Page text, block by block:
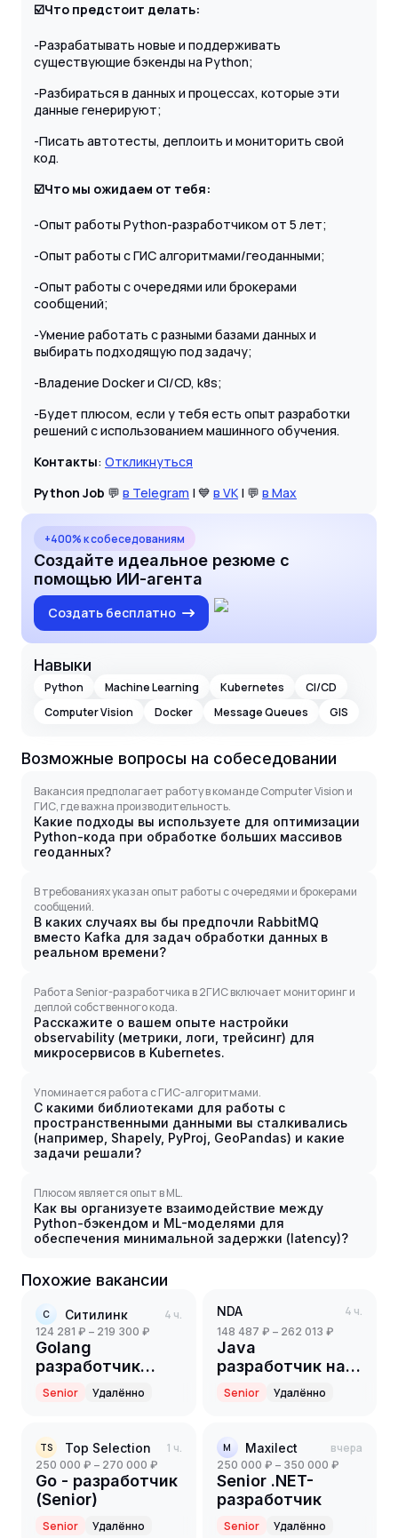
☑️Что предстоит делать:
-Разрабатывать новые и поддерживать
существующие бэкенды на Python;
-Разбираться в данных и процессах, которые эти
данные генерируют;
-Писать автотесты, деплоить и мониторить свой
код.
☑️Что мы ожидаем от тебя:
-Опыт работы Python-разработчиком от 5 лет;
-Опыт работы с ГИС алгоритмами/геоданными;
-Опыт работы с очередями или брокерами
сообщений;
-Умение работать с разными базами данных и
выбирать подходящую под задачу;
-Владение Docker и CI/CD, k8s;
-Будет плюсом, если у тебя есть опыт разработки
решений с использованием машинного обучения.
Контакты: Откликнуться
Python Job 💬 в Telegram | 💙 в VK | 💬 в Max
+400% к собеседованиям
Создайте идеальное резюме с
помощью ИИ-агента
Создать бесплатно
Навыки
Python Machine Learning Kubernetes
CI/CD
Computer Vision
Docker Message Queues GIS
Возможные вопросы на собеседовании
Вакансия предполагает работу в команде Computer Vision и
ГИС, где важна производительность.
Какие подходы вы используете для оптимизации
Python-кода при обработке больших массивов
геоданных?
В требованиях указан опыт работы с очередями и брокерами
сообщений.
В каких случаях вы бы предпочли RabbitMQ
вместо Kafka для задач обработки данных в
реальном времени?
Работа Senior-разработчика в 2ГИС включает мониторинг и
деплой собственного кода.
Расскажите о вашем опыте настройки
observability (метрики, логи, трейсинг) для
микросервисов в Kubernetes.
Упоминается работа с ГИС-алгоритмами.
С какими библиотеками для работы с
пространственными данными вы сталкивались
(например, Shapely, PyProj, GeoPandas) и какие
задачи решали?
Плюсом является опыт в ML.
Как вы организуете взаимодействие между
Python-бэкендом и ML-моделями для
обеспечения минимальной задержки (latency)?
Похожие вакансии
С Ситилинк 4 ч.
124 281 ₽ – 219 300 ₽
Golang
разработчик
(Senior)
Senior Удалённо
NDA 4 ч.
148 487 ₽ – 262 013 ₽
Java
разработчик на
партнерский
проект(ритейл)
Senior Удалённо
TS Top Selection 1 ч.
250 000 ₽ – 270 000 ₽
Go - разработчик
(Senior)
Senior Удалённо
M Maxilect вчера
250 000 ₽ – 350 000 ₽
Senior .NET-
разработчик
Senior Удалённо